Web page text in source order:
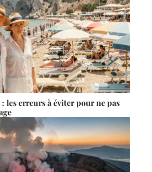
les erreurs à éviter pour ne pas